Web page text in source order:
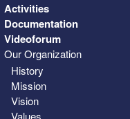
Activities
Documentation
Videoforum
Our Organization
History
Mission
Vision
Values